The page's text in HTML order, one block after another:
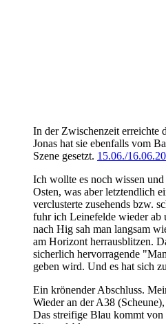
In der Zwischenzeit erreichte
Jonas hat sie ebenfalls vom
Szene gesetzt. 15.06./
Ich wollte es noch wissen
Osten, was aber letztendlich
verclusterte zusehends bzw.
fuhr ich Leinefelde wieder ab
nach Hig sah man langsam
am Horizont herrausblitzen.
sicherlich hervorragende
geben wird. Und es hat sich
Ein krönender Abschluss.
Wieder an der A38
Das streifige Blau kommt von